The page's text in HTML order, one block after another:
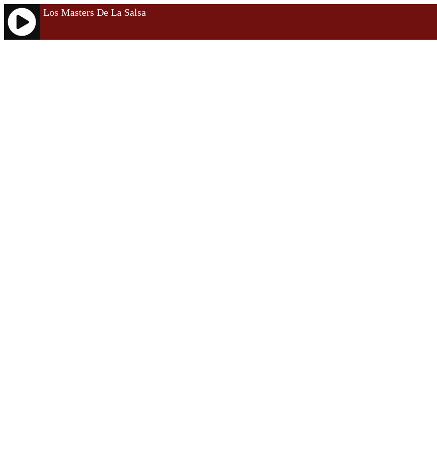
Los Masters De La Salsa